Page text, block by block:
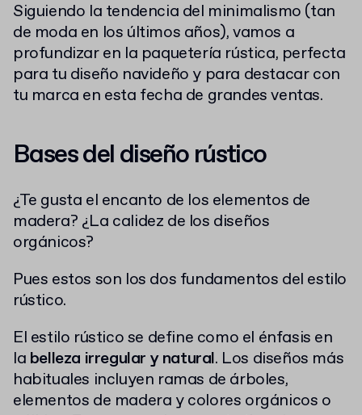
Siguiendo la tendencia del minimalismo (tan
de moda en los últimos años), vamos a
profundizar en la paquetería rústica, perfecta
para tu diseño navideño y para destacar con
tu marca en esta fecha de grandes ventas.
Bases del diseño rústico
¿Te gusta el encanto de los elementos de
madera? ¿La calidez de los diseños
orgánicos?
Pues estos son los dos fundamentos del estilo
rústico.
El estilo rústico se define como el énfasis en
la belleza irregular y natural. Los diseños más
habituales incluyen ramas de árboles,
elementos de madera y colores orgánicos o